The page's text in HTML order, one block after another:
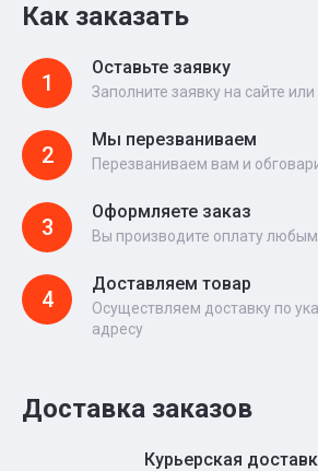
Как заказать
1
Оставьте заявку
Заполните заявку на сайте
2
Мы перезваниваем
Перезваниваем вам и
3
Оформляете заказ
Вы производите оплату
4
Доставляем товар
Осуществляем доставку по
адресу
Доставка заказов
Курьерская